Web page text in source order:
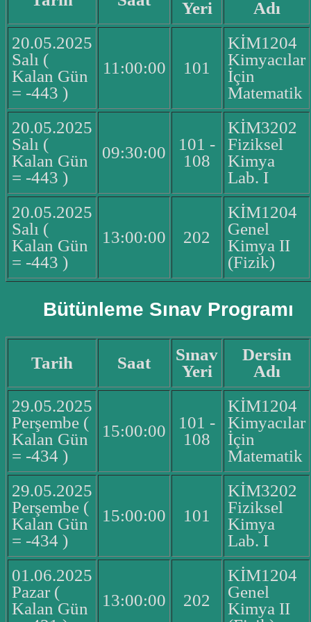
Yeri
Adı
20.05.2025
Salı (
Kalan Gün
= -443 )
11:00:00 101
KİM1204
Kimyacılar
İçin
Matematik
20.05.2025
Salı (
Kalan Gün
= -443 )
09:30:00
101 -
108
KİM3202
Fiziksel
Kimya
Lab. I
20.05.2025
Salı (
Kalan Gün
= -443 )
13:00:00 202
KİM1204
Genel
Kimya II
(Fizik)
Bütünleme Sınav Programı
Tarih Saat
Sınav
Yeri
Dersin
Adı
29.05.2025
Perşembe (
Kalan Gün
= -434 )
15:00:00
101 -
108
KİM1204
Kimyacılar
İçin
Matematik
29.05.2025
Perşembe (
Kalan Gün
= -434 )
15:00:00 101
KİM3202
Fiziksel
Kimya
Lab. I
01.06.2025
Pazar (
Kalan Gün
13:00:00 202
KİM1204
Genel
Kimya II